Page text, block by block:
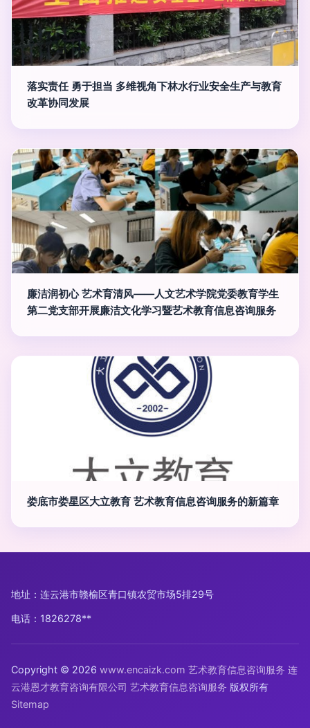
落实责任 勇于担当 多维视角下林水行业安全生产与教育
改革协同发展
廉洁润初心 艺术育清风——人文艺术学院党委教育学生
第二党支部开展廉洁文化学习暨艺术教育信息咨询服务
娄底市娄星区大立教育 艺术教育信息咨询服务的新篇章
地址：连云港市赣榆区青口镇农贸市场5排29号
电话：1826278**
Copyright © 2026 www.encaizk.com 艺术教育信息咨询服务 连
云港恩才教育咨询有限公司 艺术教育信息咨询服务 版权所有
Sitemap